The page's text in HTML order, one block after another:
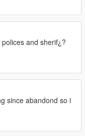
and sherif¿?
since abandond so i